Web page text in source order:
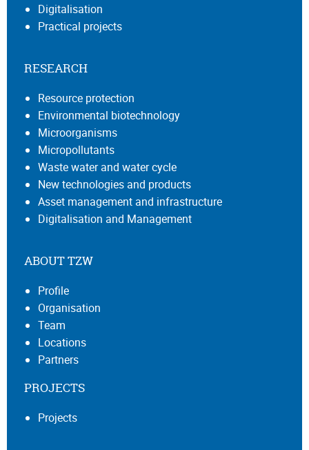
Digitalisation
Practical projects
RESEARCH
Resource protection
Environmental biotechnology
Microorganisms
Micropollutants
Waste water and water cycle
New technologies and products
Asset management and infrastructure
Digitalisation and Management
ABOUT TZW
Profile
Organisation
Team
Locations
Partners
PROJECTS
Projects